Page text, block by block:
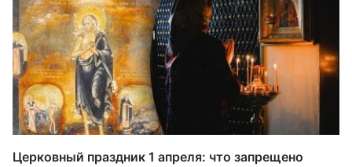
Церковный праздник 1 апреля: что запрещено